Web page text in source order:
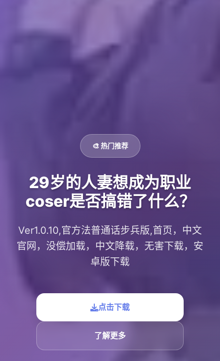
🎨 热门推荐
29岁的人妻想成为职业
coser是否搞错了什么？
Ver1.0.10,官方法普通话步兵版,首页，中文
官网，没偿加载，中文降载，无害下载，安
卓版下载
点击下载
了解更多